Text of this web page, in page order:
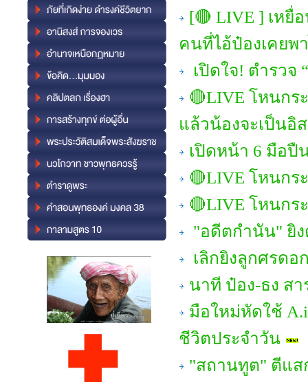
[🔴 LIVE ] เห
คนที่ไอ้ป๋องเคยพ
เปิดใจ! ตำรวจ
🔴LIVE โหนก
แล้วน้องจะเป็นอิ
เปิดหน้า 6 มือปื
🔴LIVE โหนก
🔴LIVE โหนกร
"อดีตกำนัน" ยิ
เลิกยิงลูกศรดอ
นาที ป๋อง-ธง ส
มือใหม่หัดใช้
ชีวิตประจำวัน
"สถานทูต" ตีแส